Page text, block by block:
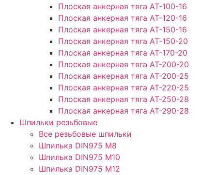
Плоская анкерная тяга АТ-100-16
Плоская анкерная тяга АТ-120-16
Плоская анкерная тяга АТ-150-16
Плоская анкерная тяга АТ-150-20
Плоская анкерная тяга АТ-170-20
Плоская анкерная тяга АТ-200-20
Плоская анкерная тяга АТ-200-25
Плоская анкерная тяга АТ-220-25
Плоская анкерная тяга АТ-250-28
Плоская анкерная тяга АТ-290-28
Шпильки резьбовые
Все резьбовые шпильки
Шпилька DIN975 М8
Шпилька DIN975 М10
Шпилька DIN975 М12